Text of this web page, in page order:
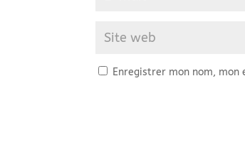
Enregistrer mon nom,